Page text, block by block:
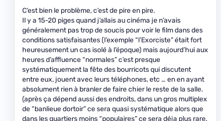
C’est bien le problème, c’est de pire en pire.
Il y a 15-20 piges quand j’allais au cinéma je n’avais
généralement pas trop de soucis pour voir le film dans des
conditions satisfaisantes (l’exemple “l’Exorciste” était fort
heureusement un cas isolé à l’époque) mais aujourd’hui aux
heures d’affluence “normales” c’est presque
systématiquement la fête des bourricots qui discutent
entre eux, jouent avec leurs téléphones, etc … en en ayant
absolument rien à branler de faire chier le reste de la salle.
(après ça dépend aussi des endroits, dans un gros multiplex
de “banlieue dortoir” ce sera quasi systématique alors que
dans les quartiers moins “populaires” ce sera déja plus rare,